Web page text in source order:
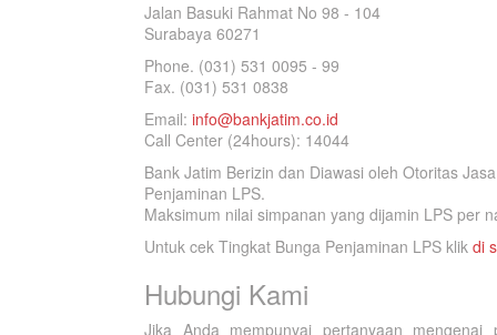
Jalan Basuki Rahmat No 98 - 104
Surabaya 60271
Phone. (031) 531 0095 - 99
Fax. (031) 531 0838
Email: info@bankjatim.co.id
Call Center (24hours): 14044
Bank Jatim Berizin dan Diawasi oleh Otoritas
Penjaminan LPS.
Maksimum nilai simpanan yang dijamin LPS per
Untuk cek Tingkat Bunga Penjaminan LPS klik di
Hubungi Kami
Jika Anda mempunyai pertanyaan